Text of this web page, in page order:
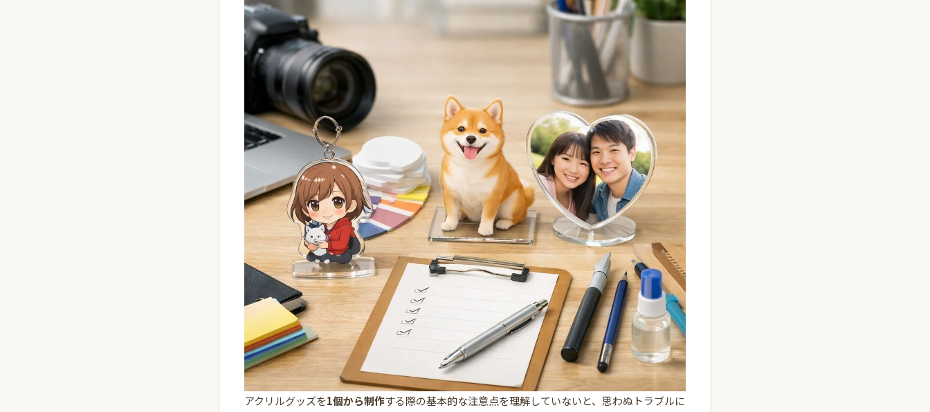
アクリルグッズを1個から制作する際の基本的な注意点を理解していないと、思わぬトラブルに